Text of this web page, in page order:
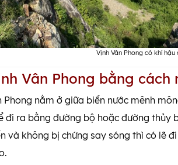
Vịnh Vân Phong có khí
Vân Phong bằng cách
Phong nằm ở giữa biển nước mênh
đi ra bằng đường bộ hoặc đường thủy
và không bị chứng say sóng thì có lẽ